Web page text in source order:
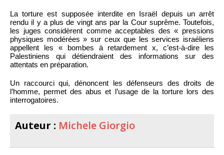
La torture est supposée interdite en Israël depuis un arrêt
rendu il y a plus de vingt ans par la Cour suprême. Toutefois,
les juges considèrent comme acceptables des « pressions
physiques modérées » sur ceux que les services israéliens
appellent les « bombes à retardement x, c’est-à-dire les
Palestiniens qui détiendraient des informations sur des
attentats en préparation.
Un raccourci qui, dénoncent les défenseurs des droits de
l’homme, permet des abus et l’usage de la torture lors des
interrogatoires.
Auteur : Michele Giorgio